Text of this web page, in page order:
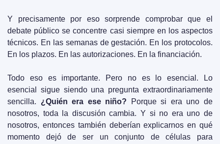
Y precisamente por eso sorprende comprobar que el
debate público se concentre casi siempre en los aspectos
técnicos. En las semanas de gestación. En los protocolos.
En los plazos. En las autorizaciones. En la financiación.
Todo eso es importante. Pero no es lo esencial. Lo
esencial sigue siendo una pregunta extraordinariamente
sencilla. ¿Quién era ese niño? Porque si era uno de
nosotros, toda la discusión cambia. Y si no era uno de
nosotros, entonces también deberían explicarnos en qué
momento dejó de ser un conjunto de células para